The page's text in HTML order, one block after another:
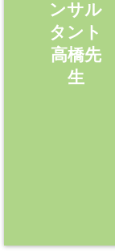
ンサル
タント
高橋先
生